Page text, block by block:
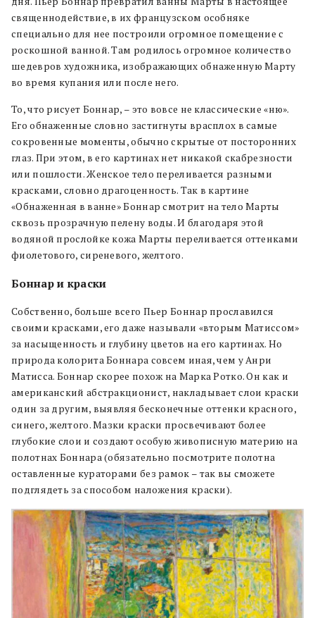
священнодействие, в их французском особняке
специально для нее построили огромное помещение с
роскошной ванной. Там родилось огромное количество
шедевров художника, изображающих обнаженную Марту
во время купания или поcле него.
То, что рисует Боннар, – это вовсе не классические «ню».
Его обнаженные словно застигнуты врасплох в самые
сокровенные моменты, обычно скрытые от посторонних
глаз. При этом, в его картинах нет никакой скабрезности
или пошлости. Женское тело переливается разными
красками, словно драгоценность. Так в картине
«Обнаженная в ванне» Боннар смотрит на тело Марты
сквозь прозрачную пелену воды. И благодаря этой
водяной прослойке кожа Марты переливается оттенками
фиолетового, сиреневого, желтого.
Боннар и краски
Собственно, больше всего Пьер Боннар прославился
своими красками, его даже называли «вторым Матиссом»
за насыщенность и глубину цветов на его картинах. Но
природа колорита Боннара совсем иная, чем у Анри
Матисса. Боннар скорее похож на Марка Ротко. Он как и
американский абстракционист, накладывает слои краски
один за другим, выявляя бесконечные оттенки красного,
синего, желтого. Мазки краски просвечивают более
глубокие слои и создают особую живописную материю на
полотнах Боннара (обязательно посмотрите полотна
оставленные кураторами без рамок – так вы сможете
подглядеть за способом наложения краски).